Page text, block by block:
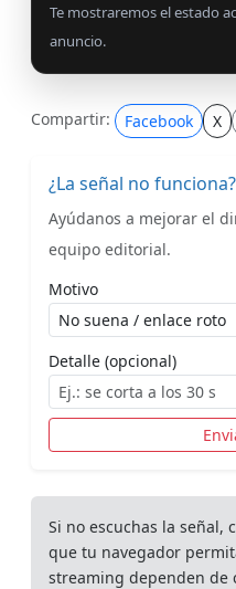
Te mostraremos el estado
anuncio.
Compartir: Facebook X
¿La señal no funciona?
Ayúdanos a mejorar el
equipo editorial.
Motivo
Detalle (opcional)
Si no escuchas la señal,
que tu navegador
streaming dependen de